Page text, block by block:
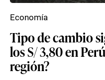
Tipo de cambio
los S/ 3,80 en
región?
Economía